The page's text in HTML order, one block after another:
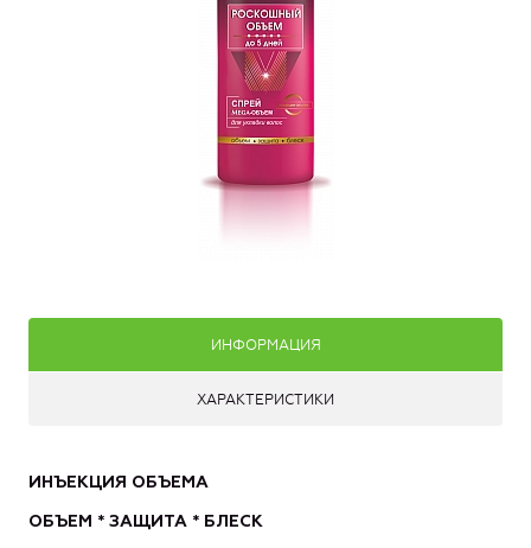
ИНФОРМАЦИЯ
ХАРАКТЕРИСТИКИ
ИНЪЕКЦИЯ ОБЪЕМА
ОБЪЕМ * ЗАЩИТА * БЛЕСК